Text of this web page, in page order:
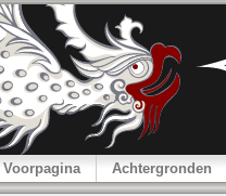
Voorpagina Achtergronden